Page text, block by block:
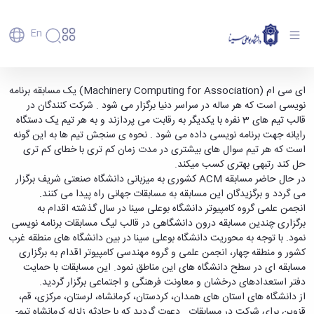
En
دانشگاه
تاریخچه
و
معرفی
برنامه
راهبردی
دانشگاه
نقشه
دانشگاه
ساختار
سازمانی
سازمان
دانشگاه
حوزه
ریاست
معاونت
آموزش
پذیرش
کارشناسی
تحصیلات
تکمیلی
پسا
دکترا
استعدادهای
درخشان
دانشجویان
غیرایرانی
مهمانی
و
انتقال
حمایت‌های
تحصیلی
پژوهش
فناوری و
کارآفرینی
دفتر
ارتباط
با
صنعت
پردیس
علم
و
فناوری
مراکز
تحقیقات
و فناوری
پژوهشکده
دانشکده‌ها
پردیس
اصلی
مهندسی
کشاورزی
شیمی
و
علوم
نفت
علوم
انسانی
هنر
و
معماری
رفاهی
رفاهی
پرسنل
اداره
رفاه
کارکنان
مهمانسرای
دانشگاه
رفاهی
دانشجویان
مدیریت
امور
دانشجویان
اعضای
هیأت
علمی
کارکنان
دانشجویان
فارغ
التحصیلان
فوق
برنامه
فعالیت‌های
دانشجویی
انجمن‌های
علمی
پایگاه
خبری
بسنا
پیشخوان
مسابقه برنامه نویسی غرب کشور و منطقه 4،
دانشگاه بوعلی سینا، 24 و 25 آبان ماه 1396 -
دانشگاه بوعلی سینا همدان
ای سی ام (Machinery Computing for Association) یک مسابقه برنامه
نویسی است که هر ساله در سراسر دنیا برگزار می شود . شرکت کنندگان در
قالب تیم های 3 نفره با یکدیگر به رقابت می پردازند و به هر تیم یک دستگاه
رایانه جهت برنامه نویسی داده می شود . نحوه ی سنجش تیم ها به این گونه
است که هر تیم سوال های بیشتری در مدت زمان کم تری با خطای کم تری
حل کند رتبه­ی بهتری کسب می­کند.
در حال حاضر مسابقه ACM کشوری به میزبانی دانشگاه صنعتی شریف برگزار
می گردد و برگزیدگان این مسابقه به مسابقات جهانی راه پیدا می کنند.
انجمن علمی گروه کامپیوتر دانشگاه بوعلی سینا در سال گذشته اقدام به
برگزاری چندین مسابقه درون دانشگاهی در قالب لیگ مسابقات برنامه نویسی
نمود. با توجه به محوریت دانشگاه بوعلی سینا در بین دانشگاه های منطقه غرب
کشور و منطقه چهار، انجمن علمی و گروه مهندسی کامپیوتر اقدام به برگزاری
مسابقه ای در سطح دانشگاه های این مناطق نمود. این مسابقات با حمایت
دفتر استعدادهای درخشان و معاونت فرهنگی و اجتماعی برگزار گردید.
از دانشگاه های استان های همدان، کردستان، کرمانشاه، لرستان، مرکزی، قم،